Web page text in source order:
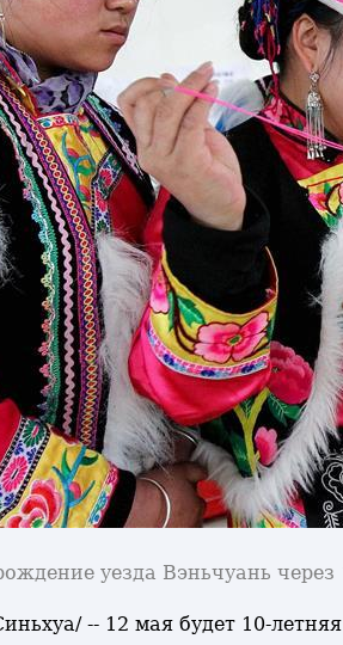
уезда Вэньчуань через
-- 12 мая будет 10-